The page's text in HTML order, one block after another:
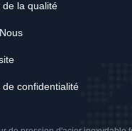
de la qualité
de confidentialité